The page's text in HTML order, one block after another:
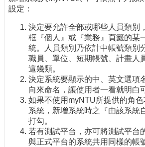
設定：
決定要允許全部或哪些人員類別
框『個人』或『業務』頁籤的某
統。人員類別乃依計中帳號類別
職員、單位、短期帳號、計畫人
這幾類。
決定系統要顯示的中、英文選項
向來命名，讓使用者一看就明白
如果不使用myNTU所提供的角
系統，新增系統時之『由該系統
打勾。
若有測試平台，亦可將測試平台
與正式平台的系統共用同樣的帳